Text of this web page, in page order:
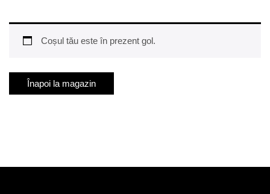
Coșul tău este în prezent gol.
Înapoi la magazin